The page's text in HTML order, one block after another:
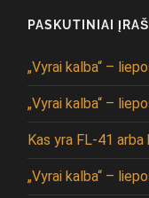
PASKUTINIAI
„Vyrai kalba“ –
„Vyrai kalba“ –
Kas yra FL-41 arba
„Vyrai kalba“ –